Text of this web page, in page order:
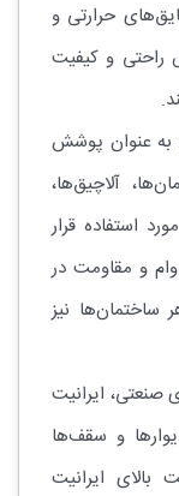
حرارتی و
راحتی و کیفیت
به عنوان پوشش
آلاچیق‌ها،
استفاده قرار
و مقاومت در
ساختمان‌ها نیز
ایرانیت
و سقف‌ها
بالای ایرانیت